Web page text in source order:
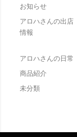
お知らせ
アロハさんの出店
情報
アロハさんの日常
商品紹介
未分類